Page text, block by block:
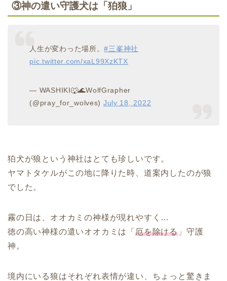
③神の遣い守護犬は「狛狼」
人生が変わった場所。#三峯神社
pic.twitter.com/xaL99XzKTX
— WASHIKI🐺🌊WolfGrapher
(@pray_for_wolves) July 18, 2022
狛犬が狼という神社はとても珍しいです。
ヤマトタケルがこの地に降りた時、道案内したのが狼
でした。
霧の日は、オオカミの神様が現れやすく…
徳の高い神様の遣いオオカミは「 厄を除ける 」守護
神。
境内にいる狼はそれぞれ表情が違い、ちょっと驚きま